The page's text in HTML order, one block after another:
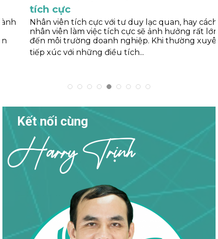
tích cực
Nhân viên tích cực với tư duy lạc quan, hay cách mà
nhân viên làm việc tích cực sẽ ảnh hưởng rất lớn
đến môi trường doanh nghiệp. Khi thường xuyên
tiếp xúc với những điều tích...
Kết nối cùng
Harry Trịnh